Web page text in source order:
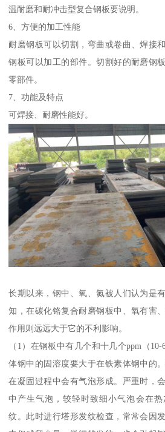
温耐磨和耐冲击型复合钢板要说明。
6、方便的加工性能
耐磨钢板可以切割，弯曲或卷曲、焊接
钢板可以加工的部件。切割好的耐磨钢
零部件。
7、功能及特点
可焊接、耐磨性能好。
长期以来，钢中、氧、氮被人们认为是
知，在碳化铬复合耐磨钢板中、氧有害
作用则远远大于它的不利影响。
（1）在钢板中有几个和十几个ppm（
体钢中的固溶度要大于在铁素体钢中的
在凝固过程中会有气泡形成。严重时，
中产生气泡，较轻时致细小气泡会在
纹。此时进行塔形发纹检查，常常会因